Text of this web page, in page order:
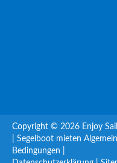
Copyright © 2026 Enjoy
Segelboot mieten
Bedingungen